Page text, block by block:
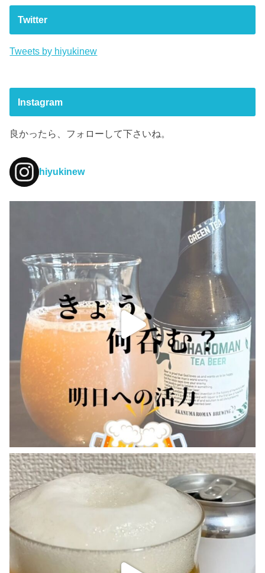
Twitter
Tweets by hiyukinew
Instagram
良かったら、フォローして下さいね。
hiyukinew